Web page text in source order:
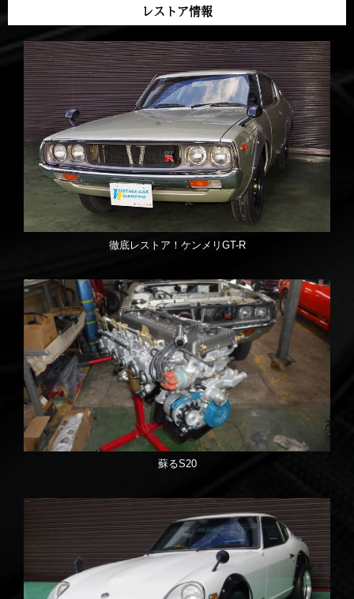
レストア情報
徹底レストア！ケンメリGT-R
蘇るS20